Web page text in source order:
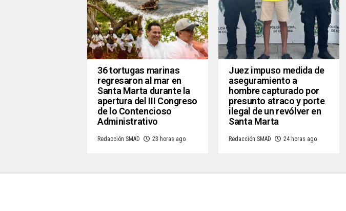
36 tortugas marinas
regresaron al mar en
Santa Marta durante la
apertura del III Congreso
de lo Contencioso
Administrativo
Redacción SMAD 23 horas ago
Juez impuso medida de
aseguramiento a
hombre capturado por
presunto atraco y porte
ilegal de un revólver en
Santa Marta
Redacción SMAD 24 horas ago